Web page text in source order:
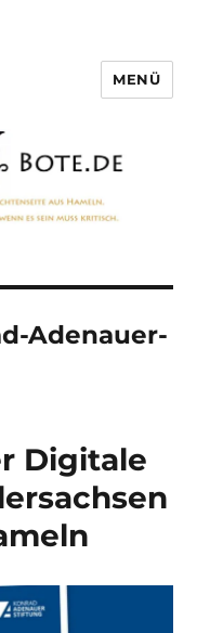
MENÜ
Adenauer-
Digitale